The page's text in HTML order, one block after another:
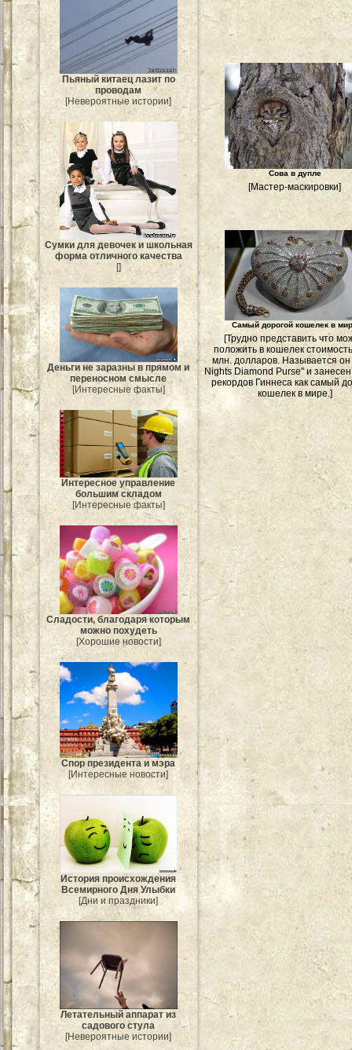
Пьяный китаец лазит по
проводам
[Невероятные истории]
Сумки для девочек и школьная
форма отличного качества
[]
Деньги не заразны в прямом и
переносном смысле
[Интересные факты]
Интересное управление
большим складом
[Интересные факты]
Сладости, благодаря которым
можно похудеть
[Хорошие новости]
Спор президента и мэра
[Интересные новости]
История происхождения
Всемирного Дня Улыбки
[Дни и праздники]
Летательный аппарат из
садового стула
[Невероятные истории]
Сова в дупле
[Мастер-маскировки]
Самый дорогой кошелек в
[Трудно представить что
положить в кошелек
млн. долларов. Называется
Nights Diamond Purse" и занесен
рекордов Гиннеса как самый
кошелек в мире.]